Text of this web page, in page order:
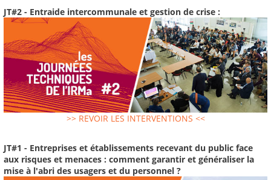
JT#2 - Entraide intercommunale et gestion de crise :
>> REVOIR LES INTERVENTIONS <<
JT#1 - Entreprises et établissements recevant du public face
aux risques et menaces : comment garantir et généraliser la
mise à l'abri des usagers et du personnel ?